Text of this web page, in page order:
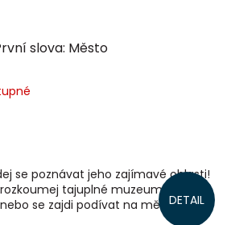
slova: Město
DETAIL
se poznávat jeho zajímavé oblasti!
tajuplné muzeum a
se zajdi podívat na městskou